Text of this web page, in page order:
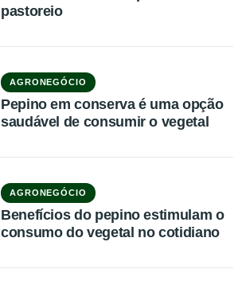
pastoreio
AGRONEGÓCIO
Pepino em conserva é uma opção
saudável de consumir o vegetal
AGRONEGÓCIO
Benefícios do pepino estimulam o
consumo do vegetal no cotidiano